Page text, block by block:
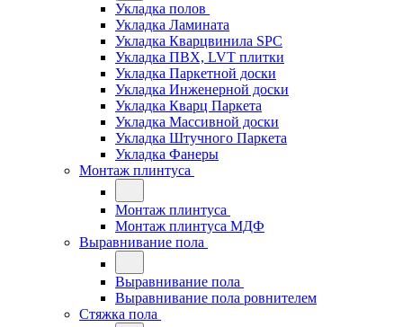
Укладка полов
Укладка Ламината
Укладка Кварцвинила SPC
Укладка ПВХ, LVT плитки
Укладка Паркетной доски
Укладка Инженерной доски
Укладка Кварц Паркета
Укладка Массивной доски
Укладка Штучного Паркета
Укладка Фанеры
Монтаж плинтуса
Монтаж плинтуса
Монтаж плинтуса МДФ
Выравнивание пола
Выравнивание пола
Выравнивание пола ровнителем
Стяжка пола